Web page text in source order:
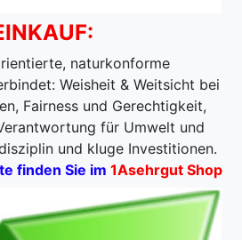
naturkonforme
Weisheit & Weitsicht bei
Fairness und Gerechtigkeit,
für Umwelt und
und kluge Investitionen.
finden Sie im 1Asehrgut Shop